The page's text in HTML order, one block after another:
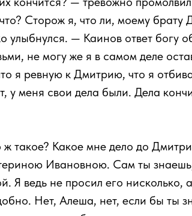
Сторож я, что ли, моему
улыбнулся. — Каинов ответ богу
не могу же я в самом деле
я ревную к Дмитрию, что я
у меня свои дела были. Дела
такое? Какое мне дело до
Ивановною. Сам ты
Я ведь не просил его
Нет, Алеша, нет, если бы ты